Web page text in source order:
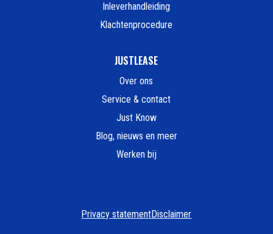
Inleverhandleiding
Klachtenprocedure
JUSTLEASE
Over ons
Service & contact
Just Know
Blog, nieuws en meer
Werken bij
Privacy statementDisclaimer